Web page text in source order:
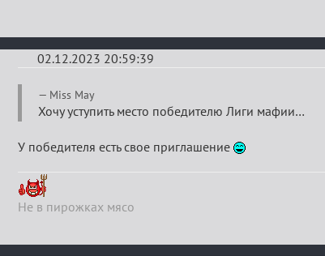
02.12.2023 20:59:39
Re:
Итоговый
индивидуальный
турнир
2024
Miss May
Хочу уступить место победителю Лиги мафии…
У победителя есть свое приглашение
Не в пирожках мясо